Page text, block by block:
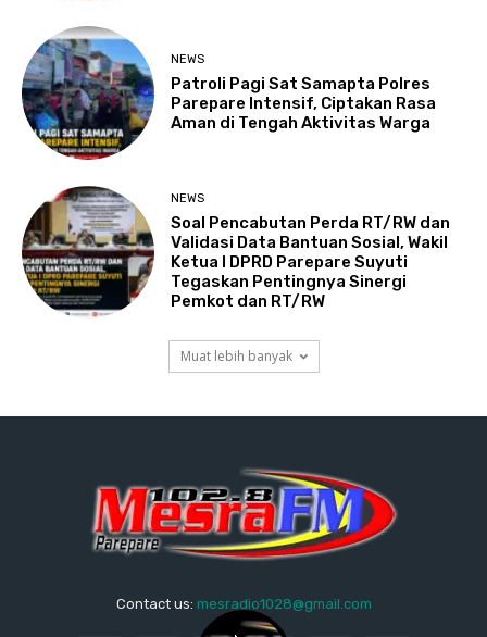
NEWS
Patroli Pagi Sat Samapta Polres
Parepare Intensif, Ciptakan Rasa
Aman di Tengah Aktivitas Warga
NEWS
Soal Pencabutan Perda RT/RW dan
Validasi Data Bantuan Sosial, Wakil
Ketua I DPRD Parepare Suyuti
Tegaskan Pentingnya Sinergi
Pemkot dan RT/RW
Muat lebih banyak
Contact us: mesradio1028@gmail.com